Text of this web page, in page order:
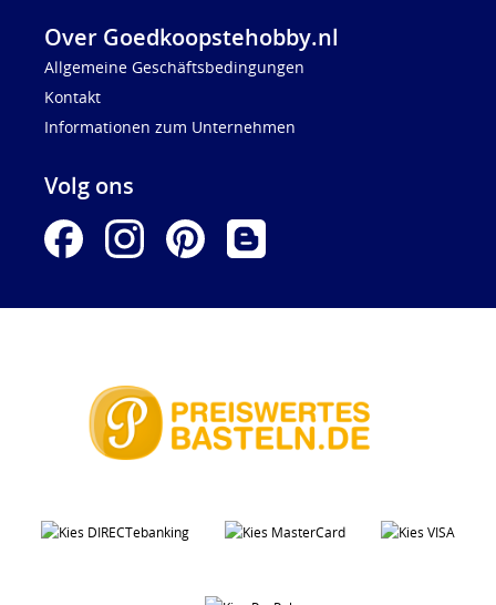
Over Goedkoopstehobby.nl
Allgemeine Geschäftsbedingungen
Kontakt
Informationen zum Unternehmen
Volg ons